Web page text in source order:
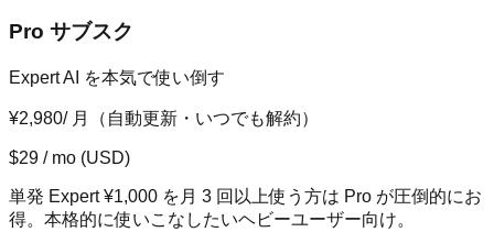
Pro サブスク
Expert AI を本気で使い倒す
¥2,980/ 月（自動更新・いつでも解約）
$29 / mo (USD)
単発 Expert ¥1,000 を月 3 回以上使う方は Pro が圧倒的にお
得。本格的に使いこなしたいヘビーユーザー向け。